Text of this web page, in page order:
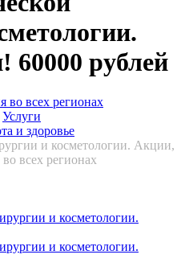
60000 рублей
во всех регионах
Услуги
и здоровье
и косметологии. Акции,
всех регионах